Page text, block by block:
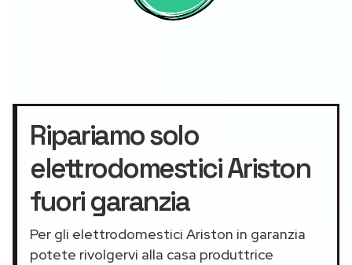
Ripariamo solo
elettrodomestici Ariston
fuori garanzia
Per gli elettrodomestici Ariston in garanzia
potete rivolgervi alla casa produttrice